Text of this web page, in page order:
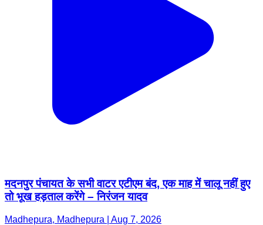
मदनपुर पंचायत के सभी वाटर एटीएम बंद, एक माह में चालू नहीं हुए
तो भूख हड़ताल करेंगे – निरंजन यादव
Madhepura, Madhepura | Aug 7, 2026